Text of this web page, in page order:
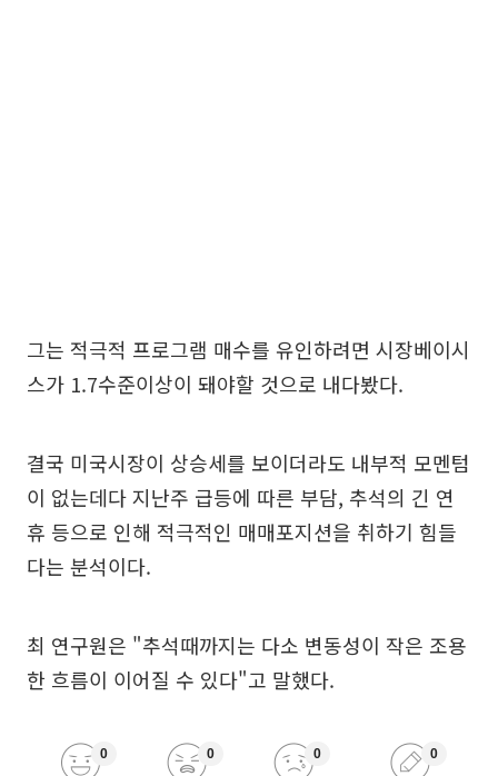
그는 적극적 프로그램 매수를 유인하려면 시장베이시
스가 1.7수준이상이 돼야할 것으로 내다봤다.
결국 미국시장이 상승세를 보이더라도 내부적 모멘텀
이 없는데다 지난주 급등에 따른 부담, 추석의 긴 연
휴 등으로 인해 적극적인 매매포지션을 취하기 힘들
다는 분석이다.
최 연구원은 "추석때까지는 다소 변동성이 작은 조용
한 흐름이 이어질 수 있다"고 말했다.
0 0 0 0